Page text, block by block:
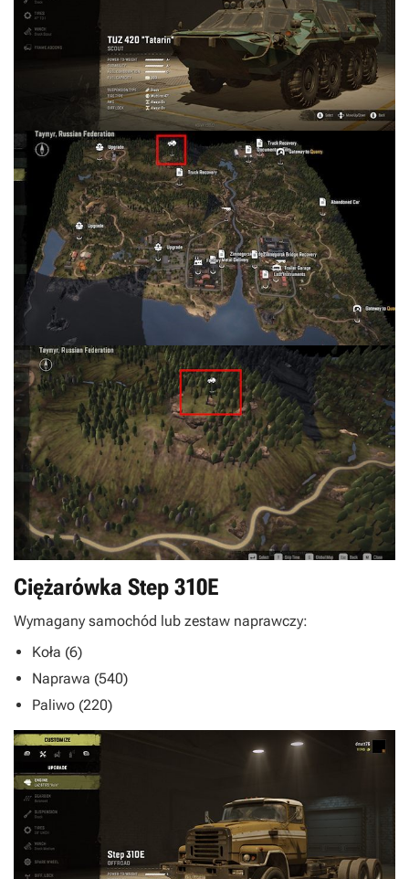
Ciężarówka Step 310E
Wymagany samochód lub zestaw naprawczy:
Koła (6)
Naprawa (540)
Paliwo (220)